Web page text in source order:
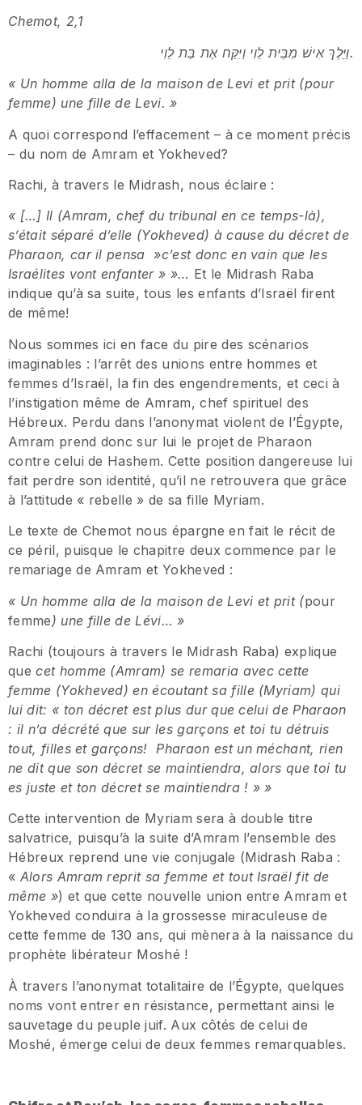
Chemot, 2,1
וַיֵּלֶךְ אִישׁ מִבֵּית לֵוִי וַיִּקַּח אֶת בַּת לֵוִי.
« Un homme alla de la maison de Levi et prit (pour
femme) une fille de Levi. »
A quoi correspond l’effacement – à ce moment précis
– du nom de Amram et Yokheved?
Rachi, à travers le Midrash, nous éclaire :
« […] Il (Amram, chef du tribunal en ce temps-la),
s’était séparé d’elle (Yokheved) àcause du décret de
Pharaon, car il pensa »c’est donc en vain que les
Israelites vont enfanter » »… Et le Midrash Raba
indique qu’à sa suite, tous les enfants d’Israël firent
de même!
Nous sommes ici en face du pire des scénarios
imaginables : l’arrêt des unions entre hommes et
femmes d’Israël, la fin des engendrements, et ceci à
l’instigation même de Amram, chef spirituel des
Hébreux. Perdu dans l’anonymat violent de l’Égypte,
Amram prend donc sur lui le projet de Pharaon
contre celui de Hashem. Cette position dangereuse lui
fait perdre son identité, qu’il ne retrouvera que grâce
à l’attitude « rebelle » de sa fille Myriam.
Le texte de Chemot nous épargne en fait le récit de
ce péril, puisque le chapitre deux commence par le
remariage de Amram et Yokheved :
« Un homme alla de la maison de Levi et prit (pour
femme) une fille de Lévi… »
Rachi (toujours à travers le Midrash Raba) explique
que cet homme (Amram) se remaria avec cette
femme (Yokheved) enécoutant sa fille (Myriam) qui
lui dit: « ton décret est plus dur que celui de Pharaon
: il n’a decrete ́que sur les garcons et toi tu détruis
tout, filles et garçons! Pharaon est un mechant, rien
ne dit que son decret se maintiendra, alors que toi tu
es juste et ton décret se maintiendra ! » »
Cette intervention de Myriam sera à double titre
salvatrice, puisqu’à la suite d’Amram l’ensemble des
Hébreux reprend une vie conjugale (Midrash Raba :
« Alors Amram reprit sa femme et tout Israel fit de
meme ») et que cette nouvelle union entre Amram et
Yokheved conduira à la grossesse miraculeuse de
cette femme de 130 ans, qui mènera à la naissance du
prophète libérateur Moshé !
À travers l’anonymat totalitaire de l’Égypte, quelques
noms vont entrer en résistance, permettant ainsi le
sauvetage du peuple juif. Aux côtés de celui de
Moshé, émerge celui de deux femmes remarquables.